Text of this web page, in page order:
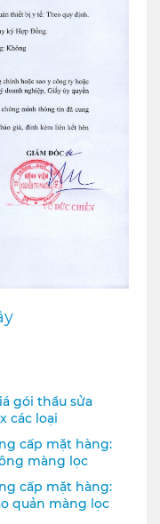
gói thầu sửa
các loại
cấp mặt hàng:
màng lọc
cấp mặt hàng:
quản màng lọc